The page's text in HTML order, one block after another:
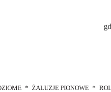
ŻALUZJE PIONOWE